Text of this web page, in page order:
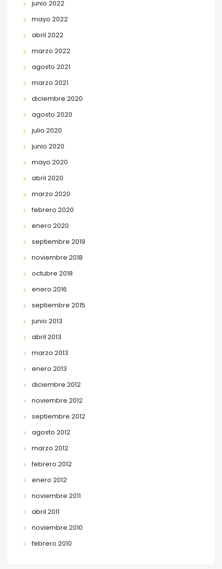
junio 2022
mayo 2022
abril 2022
marzo 2022
agosto 2021
marzo 2021
diciembre 2020
agosto 2020
julio 2020
junio 2020
mayo 2020
abril 2020
marzo 2020
febrero 2020
enero 2020
septiembre 2019
noviembre 2018
octubre 2018
enero 2016
septiembre 2015
junio 2013
abril 2013
marzo 2013
enero 2013
diciembre 2012
noviembre 2012
septiembre 2012
agosto 2012
marzo 2012
febrero 2012
enero 2012
noviembre 2011
abril 2011
noviembre 2010
febrero 2010